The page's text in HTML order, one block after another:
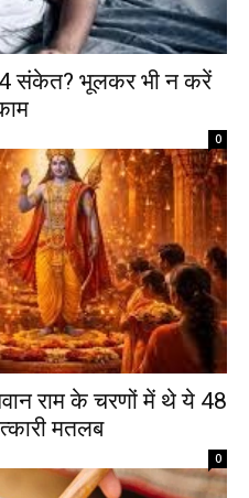
संकेत? भूलकर भी न करें
0
राम के चरणों में थे ये 48
मतलब
0